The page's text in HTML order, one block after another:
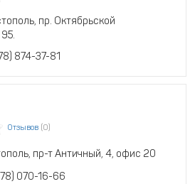
пр. Октябрьской
874-37-81
Отзывов (0)
пр-т Античный, 4, офис 20
070-16-66